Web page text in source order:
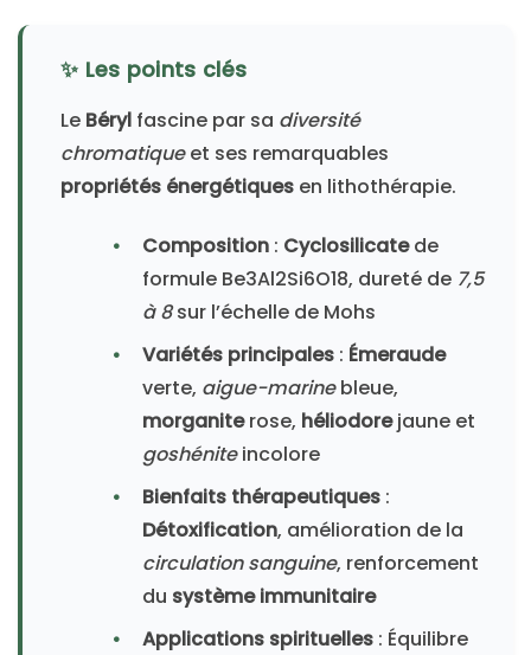
Le Béryl fascine par sa diversité
chromatiqueet ses remarquables
propriétés énergétiques en lithothérapie.
Composition: Cyclosilicatede
formule Be3Al2Si6O18, dureté de 7,5
à 8sur l’échelle de Mohs
Variétés principales: Émeraude
verte, aigue-marinebleue,
morganiterose, héliodorejaune et
goshéniteincolore
Bienfaits thérapeutiques:
Détoxification, amélioration de la
circulation sanguine, renforcement
du système immunitaire
Applications spirituelles: Équilibre